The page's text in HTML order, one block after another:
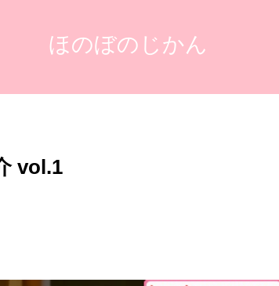
ほのぼのじかん
vol.1